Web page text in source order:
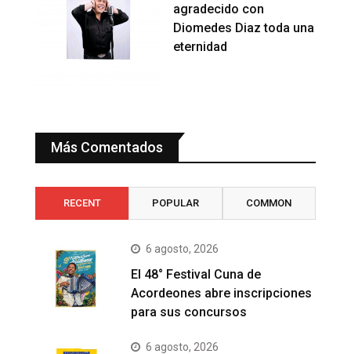
agradecido con
Diomedes Diaz toda una
eternidad
Más Comentados
RECENT POPULAR COMMON
6 agosto, 2026
El 48° Festival Cuna de
Acordeones abre inscripciones
para sus concursos
6 agosto, 2026